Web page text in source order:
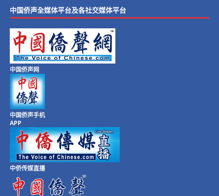
中国侨声全媒体平台及各社交媒体平台
中国侨声网
中国侨声手机
APP
中侨传媒直播